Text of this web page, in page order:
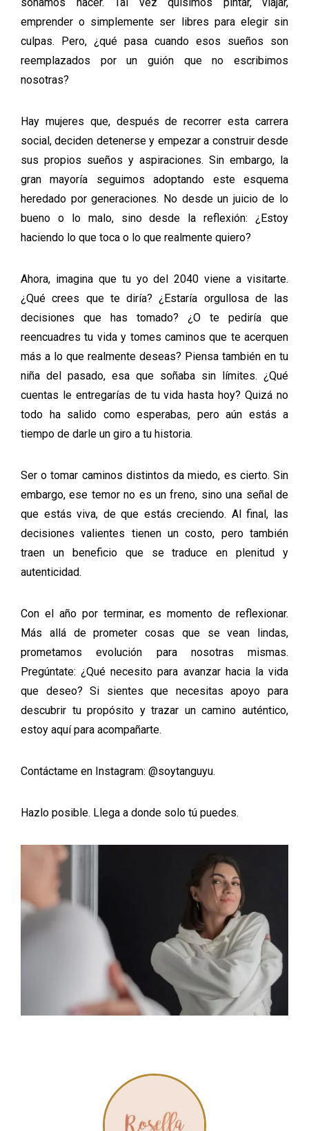
emprender o simplemente ser libres para elegir sin
culpas. Pero, ¿qué pasa cuando esos sueños son
reemplazados por un guión que no escribimos
nosotras?
Hay mujeres que, después de recorrer esta carrera
social, deciden detenerse y empezar a construir desde
sus propios sueños y aspiraciones. Sin embargo, la
gran mayoría seguimos adoptando este esquema
heredado por generaciones. No desde un juicio de lo
bueno o lo malo, sino desde la reflexión: ¿Estoy
haciendo lo que toca o lo que realmente quiero?
Ahora, imagina que tu yo del 2040 viene a visitarte.
¿Qué crees que te diría? ¿Estaría orgullosa de las
decisiones que has tomado? ¿O te pediría que
reencuadres tu vida y tomes caminos que te acerquen
más a lo que realmente deseas? Piensa también en tu
niña del pasado, esa que soñaba sin límites. ¿Qué
cuentas le entregarías de tu vida hasta hoy? Quizá no
todo ha salido como esperabas, pero aún estás a
tiempo de darle un giro a tu historia.
Ser o tomar caminos distintos da miedo, es cierto. Sin
embargo, ese temor no es un freno, sino una señal de
que estás viva, de que estás creciendo. Al final, las
decisiones valientes tienen un costo, pero también
traen un beneficio que se traduce en plenitud y
autenticidad.
Con el año por terminar, es momento de reflexionar.
Más allá de prometer cosas que se vean lindas,
prometamos evolución para nosotras mismas.
Pregúntate:¿Qué necesito para avanzar hacia la vida
que deseo? Si sientes que necesitas apoyo para
descubrir tu propósito y trazar un camino auténtico,
estoy aquí para acompañarte.
Contáctame en Instagram: @soytanguyu.
Hazlo posible. Llega a donde solo tú puedes.